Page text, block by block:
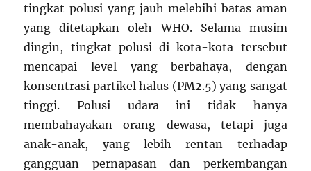
tingkat polusi yang jauh melebihi batas aman
yang ditetapkan oleh WHO. Selama musim
dingin, tingkat polusi di kota-kota tersebut
mencapai level yang berbahaya, dengan
konsentrasi partikel halus (PM2.5) yang sangat
tinggi. Polusi udara ini tidak hanya
membahayakan orang dewasa, tetapi juga
anak-anak, yang lebih rentan terhadap
gangguan pernapasan dan perkembangan